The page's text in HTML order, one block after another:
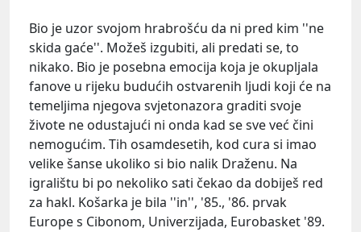
Bio je uzor svojom hrabrošću da ni pred kim ''ne
skida gaće''. Možeš izgubiti, ali predati se, to
nikako. Bio je posebna emocija koja je okupljala
fanove u rijeku budućih ostvarenih ljudi koji će na
temeljima njegova svjetonazora graditi svoje
živote ne odustajući ni onda kad se sve već čini
nemogućim. Tih osamdesetih, kod cura si imao
velike šanse ukoliko si bio nalik Draženu. Na
igralištu bi po nekoliko sati čekao da dobiješ red
za hakl. Košarka je bila ''in'', '85., '86. prvak
Europe s Cibonom, Univerzijada, Eurobasket '89.